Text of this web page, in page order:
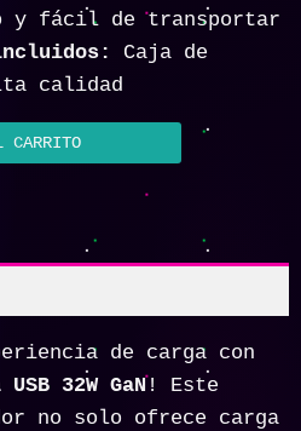
y fácil de transportar
Caja de
calidad
CARRITO
de carga con
32W GaN! Este
no solo ofrece carga